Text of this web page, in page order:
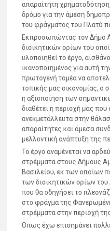
απαραίτητη
δρόμο για την άμεση
του φράγματος του Πλατύ
Εκπροσωπώντας τον Δήμο
διοικητικών ορίων του
υλοποιηθεί το έργο,
ικανοποιημένος για αυτή
πρωτογενή τομέα να
τοπικής μας οικονομίας, ο
η αξιοποίηση των
διαθέτει η περιοχή μας
ανεκμετάλλευτα στην
απαραίτητες και άμεσα
μελλοντική ανάπτυξη της
Το έργο αναμένεται να
στρέμματα στους Δήμους
Βασιλείου, εκ των οποίων
των διοικητικών ορίων
που θα οδηγήσει το
στο φράγμα της
στρέμματα στην περιοχή
Όπως έχω επισημάνει